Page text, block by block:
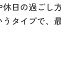
日の過ごし
うタイプで